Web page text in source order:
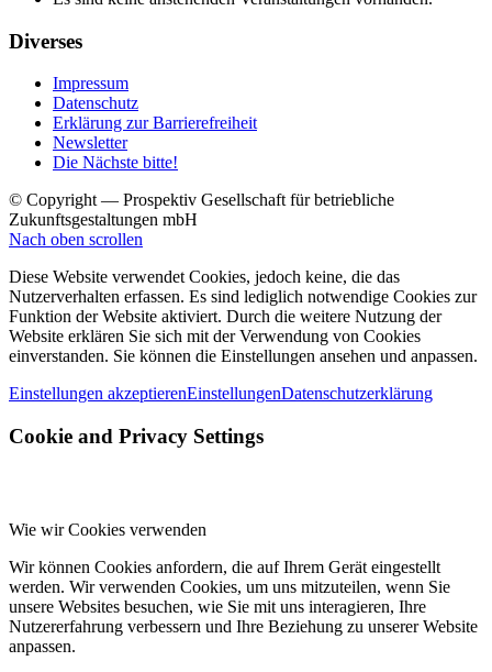
Diverses
Impressum
Datenschutz
Erklärung zur Barrierefreiheit
Newsletter
Die Nächste bitte!
© Copyright — Prospektiv Gesellschaft für betriebliche
Zukunftsgestaltungen mbH
Nach oben scrollen
Diese Website verwendet Cookies, jedoch keine, die das
Nutzerverhalten erfassen. Es sind lediglich notwendige Cookies zur
Funktion der Website aktiviert. Durch die weitere Nutzung der
Website erklären Sie sich mit der Verwendung von Cookies
einverstanden. Sie können die Einstellungen ansehen und anpassen.
Einstellungen akzeptierenEinstellungenDatenschutzerklärung
Cookie and Privacy Settings
Wie wir Cookies verwenden
Wir können Cookies anfordern, die auf Ihrem Gerät eingestellt
werden. Wir verwenden Cookies, um uns mitzuteilen, wenn Sie
unsere Websites besuchen, wie Sie mit uns interagieren, Ihre
Nutzererfahrung verbessern und Ihre Beziehung zu unserer Website
anpassen.